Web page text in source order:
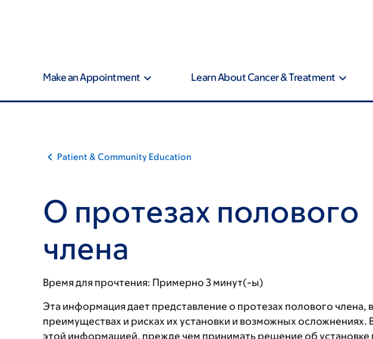
Make an Appointment Learn About Cancer & Treatment
Patient & Community Education
О протезах полового
члена
Время для прочтения: Примерно 3 минут(-ы)
Эта информация дает представление о протезах полового члена,
преимуществах и рисках их установки и возможных осложнениях.
этой информацией, прежде чем принимать решение об установке